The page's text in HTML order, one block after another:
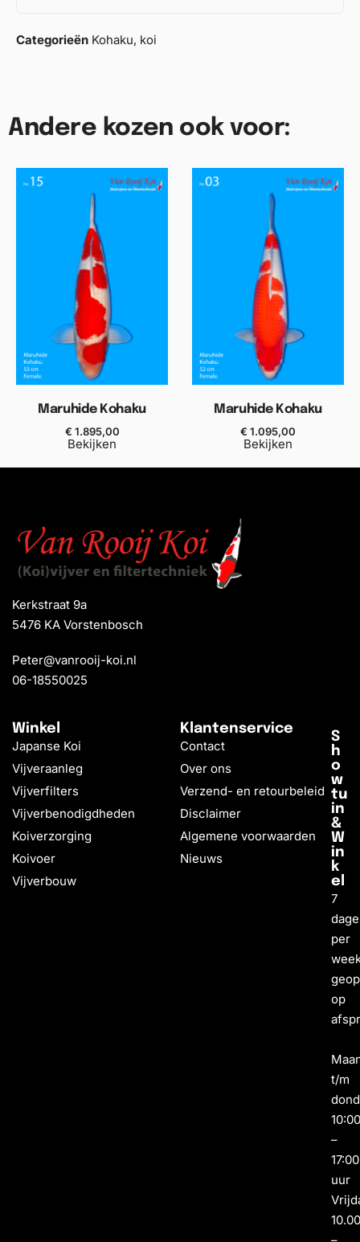
Categorieën Kohaku, koi
Andere kozen ook voor:
Maruhide Kohaku
€ 1.895,00
Bekijken
Maruhide Kohaku
€ 1.095,00
Bekijken
Kerkstraat 9a
5476 KA Vorstenbosch
Peter@vanrooij-koi.nl
06-18550025
Winkel
Japanse Koi
Vijveraanleg
Vijverfilters
Vijverbenodigdheden
Koiverzorging
Koivoer
Vijverbouw
Klantenservice
Contact
Over ons
Verzend- en retourbeleid
Disclaimer
Algemene voorwaarden
Nieuws
S
h
o
w
tu
in
&
W
in
k
el
7
per
op
t/m
–
17:00
uur